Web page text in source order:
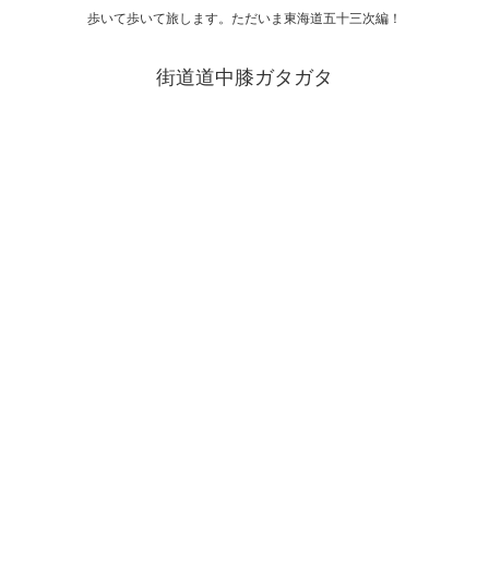
歩いて歩いて旅します。ただいま東海道五十三次編！
街道道中膝ガタガタ